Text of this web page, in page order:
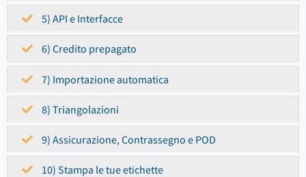
5) API e Interfacce
6) Credito prepagato
7) Importazione automatica
8) Triangolazioni
9) Assicurazione, Contrassegno e POD
10) Stampa le tue etichette